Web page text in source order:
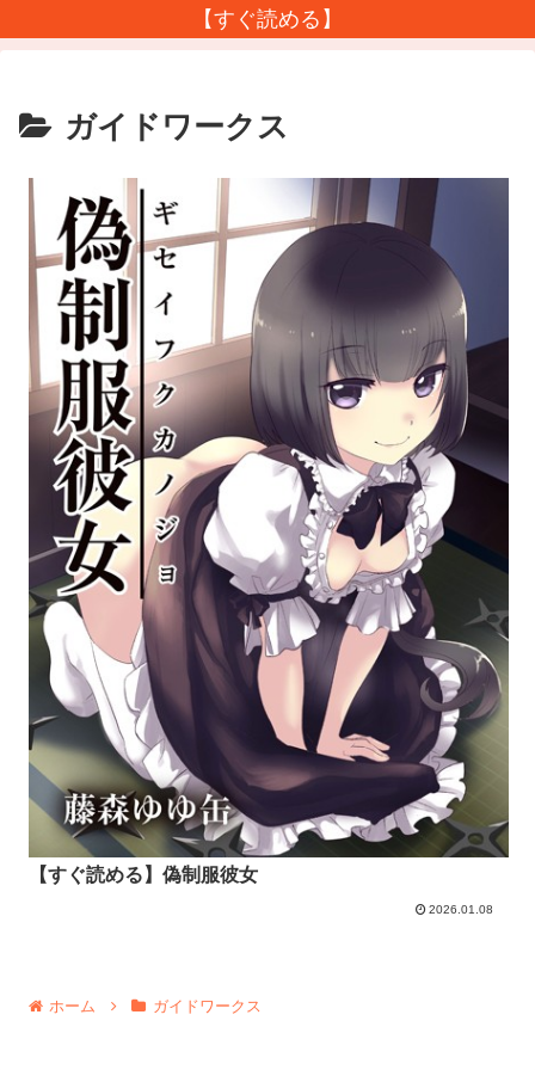
【すぐ読める】
ガイドワークス
【すぐ読める】偽制服彼女
2026.01.08
ホーム ガイドワークス